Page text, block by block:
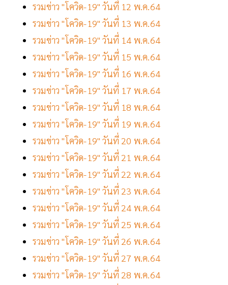
รวมข่าว "โควิด-19" วันที่ 12 พ.ค.64
รวมข่าว "โควิด-19" วันที่ 13 พ.ค.64
รวมข่าว "โควิด-19" วันที่ 14 พ.ค.64
รวมข่าว "โควิด-19" วันที่ 15 พ.ค.64
รวมข่าว "โควิด-19" วันที่ 16 พ.ค.64
รวมข่าว "โควิด-19" วันที่ 17 พ.ค.64
รวมข่าว "โควิด-19" วันที่ 18 พ.ค.64
รวมข่าว "โควิด-19" วันที่ 19 พ.ค.64
รวมข่าว "โควิด-19" วันที่ 20 พ.ค.64
รวมข่าว "โควิด-19" วันที่ 21 พ.ค.64
รวมข่าว "โควิด-19" วันที่ 22 พ.ค.64
รวมข่าว "โควิด-19" วันที่ 23 พ.ค.64
รวมข่าว "โควิด-19" วันที่ 24 พ.ค.64
รวมข่าว "โควิด-19" วันที่ 25 พ.ค.64
รวมข่าว "โควิด-19" วันที่ 26 พ.ค.64
รวมข่าว "โควิด-19" วันที่ 27 พ.ค.64
รวมข่าว "โควิด-19" วันที่ 28 พ.ค.64